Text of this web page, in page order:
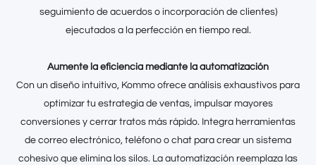
seguimiento de acuerdos o incorporación de clientes)
ejecutados a la perfección en tiempo real.
Aumente la eficiencia mediante la automatización
Con un diseño intuitivo, Kommo ofrece análisis exhaustivos para
optimizar tu estrategia de ventas, impulsar mayores
conversiones y cerrar tratos más rápido. Integra herramientas
de correo electrónico, teléfono o chat para crear un sistema
cohesivo que elimina los silos. La automatización reemplaza las